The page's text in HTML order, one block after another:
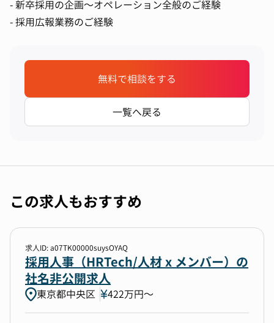
- 新卒採用の企画～オペレーション全般のご経験
- 採用広報業務のご経験
無料で相談をする
一覧へ戻る
この求人もおすすめ
求人ID: a07TK00000suysOYAQ
採用人事（HRTech/人材 x メンバー）の
社名非公開求人
東京都中央区 422万円〜